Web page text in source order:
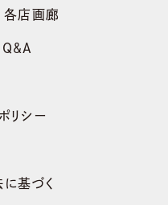
各店画廊
Q&A
リシー
基づく